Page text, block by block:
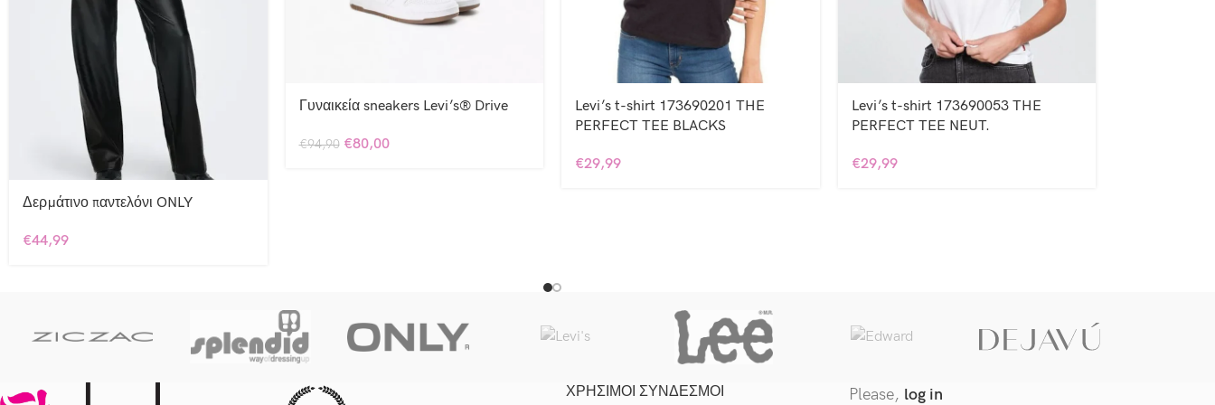
Δερμάτινο παντελόνι ONLY
€44,99
Γυναικεία sneakers Levi’s® Drive
€94,90 €80,00
Levi’s t-shirt 173690201 THE
PERFECT TEE BLACKS
€29,99
Levi’s t-shirt 173690053 THE
PERFECT TEE NEUT.
€29,99
ΧΡΗΣΙΜΟΙ ΣΥΝΔΕΣΜΟΙ Please, log in